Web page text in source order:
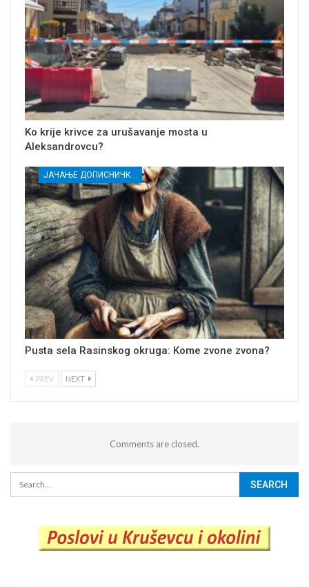
Ko krije krivce za urušavanje mosta u
Aleksandrovcu?
ЈАЧАЊЕ ДОПИСНИЧКЕ МРЕЖЕ НЕЗАВИСНИХ МЕДИЈА У РАСИНСКОМ ОКРУГУ
Pusta sela Rasinskog okruga: Kome zvone zvona?
PREV NEXT
Comments are closed.